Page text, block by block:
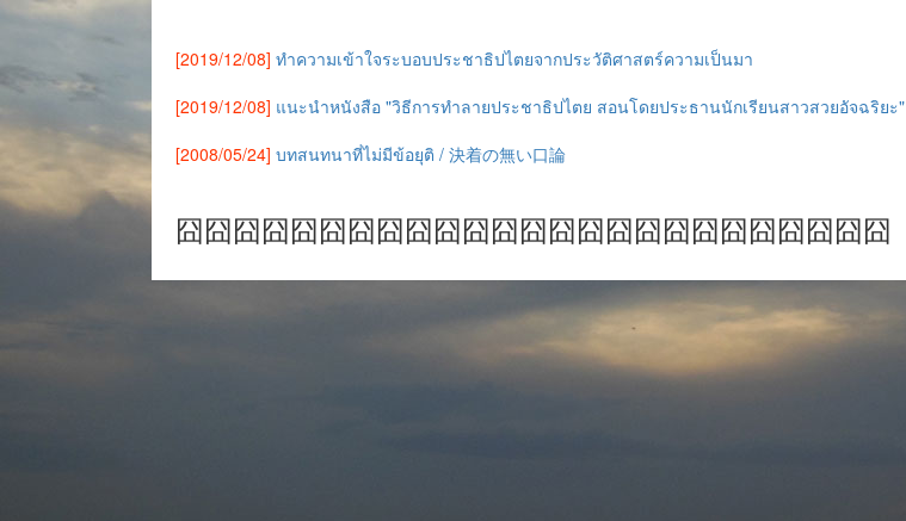
[2019/12/08] ทำความเข้าใจระบอบประชาธิปไตยจากประวัติศาสตร์ความเป็นมา
[2019/12/08] แนะนำหนังสือ "วิธีการทำลายประชาธิปไตย สอนโดยประธานนักเรียนสาวสวยอัจฉริยะ"
[2008/05/24] บทสนทนาที่ไม่มีข้อยุติ / 決着の無い口論
囧囧囧囧囧囧囧囧囧囧囧囧囧囧囧囧囧囧囧囧囧囧囧囧囧